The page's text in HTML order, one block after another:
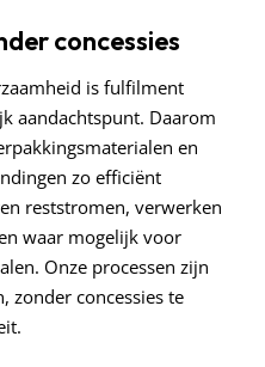
concessies
is fulfilment
aandachtspunt. Daarom
en
zo efficiënt
reststromen, verwerken
waar mogelijk voor
Onze processen zijn
zonder concessies te